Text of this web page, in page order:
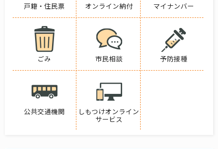
戸籍・住民票 オンライン納付 マイナンバー
ごみ 市民相談 予防接種
公共交通機関
しもつけオンライン
サービス